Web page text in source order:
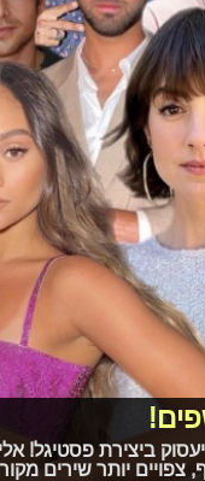
ביצירת פסטיגל!
יותר שירים
ביותר